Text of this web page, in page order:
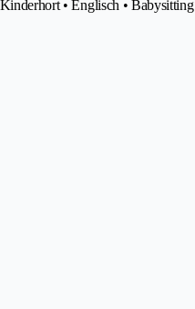
• Englisch • Babysitting